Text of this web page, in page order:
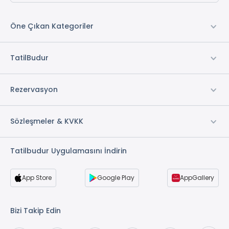
Öne Çıkan Kategoriler
TatilBudur
Rezervasyon
Sözleşmeler & KVKK
Tatilbudur Uygulamasını İndirin
App Store Google Play AppGallery
Bizi Takip Edin